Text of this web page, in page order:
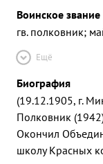
Воинское звание
гв. полковник;
Ещё
Биография
(19.12.1905, г.
Полковник
Окончил
школу Красных